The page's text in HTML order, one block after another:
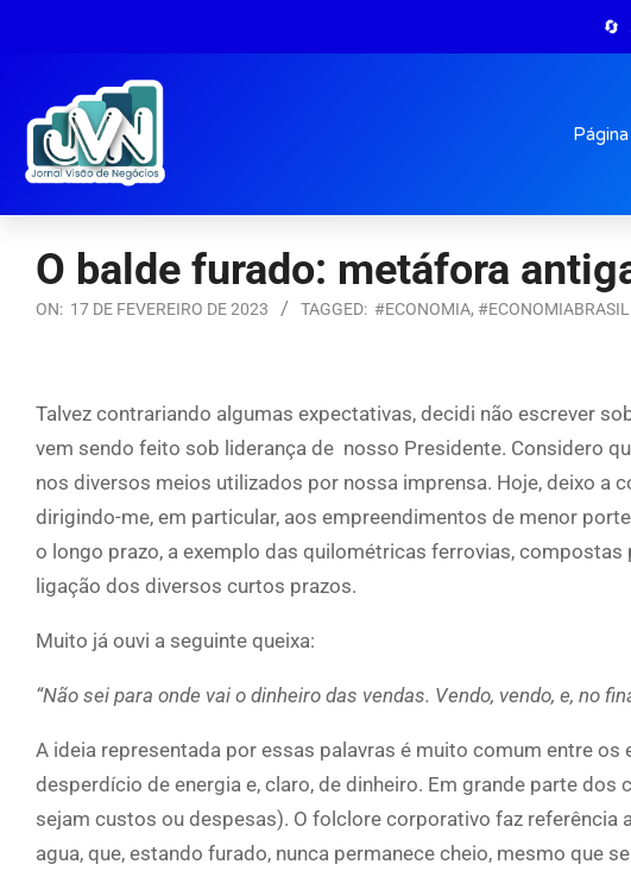
🔄
O balde furado: metáfora
ON: 17 DE FEVEREIRO DE 2023 TAGGED: #ECONOMIA,
Talvez contrariando algumas expectativas, decidi não escrever
vem sendo feito sob liderança de nosso Presidente. Considero
nos diversos meios utilizados por nossa imprensa. Hoje, deixo a
dirigindo-me, em particular, aos empreendimentos de menor
o longo prazo, a exemplo das quilométricas ferrovias,
ligação dos diversos curtos prazos.
Muito já ouvi a seguinte queixa:
“Não sei para onde vai o dinheiro das vendas. Vendo, vendo, e, no
A ideia representada por essas palavras é muito comum entre
desperdício de energia e, claro, de dinheiro. Em grande parte
sejam custos ou despesas). O folclore corporativo faz referência
agua, que, estando furado, nunca permanece cheio, mesmo que